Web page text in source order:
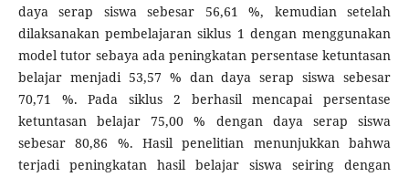
daya serap siswa sebesar 56,61 %, kemudian setelah
dilaksanakan pembelajaran siklus 1 dengan menggunakan
model tutor sebaya ada peningkatan persentase ketuntasan
belajar menjadi 53,57 % dan daya serap siswa sebesar
70,71 %. Pada siklus 2 berhasil mencapai persentase
ketuntasan belajar 75,00 % dengan daya serap siswa
sebesar 80,86 %. Hasil penelitian menunjukkan bahwa
terjadi peningkatan hasil belajar siswa seiring dengan